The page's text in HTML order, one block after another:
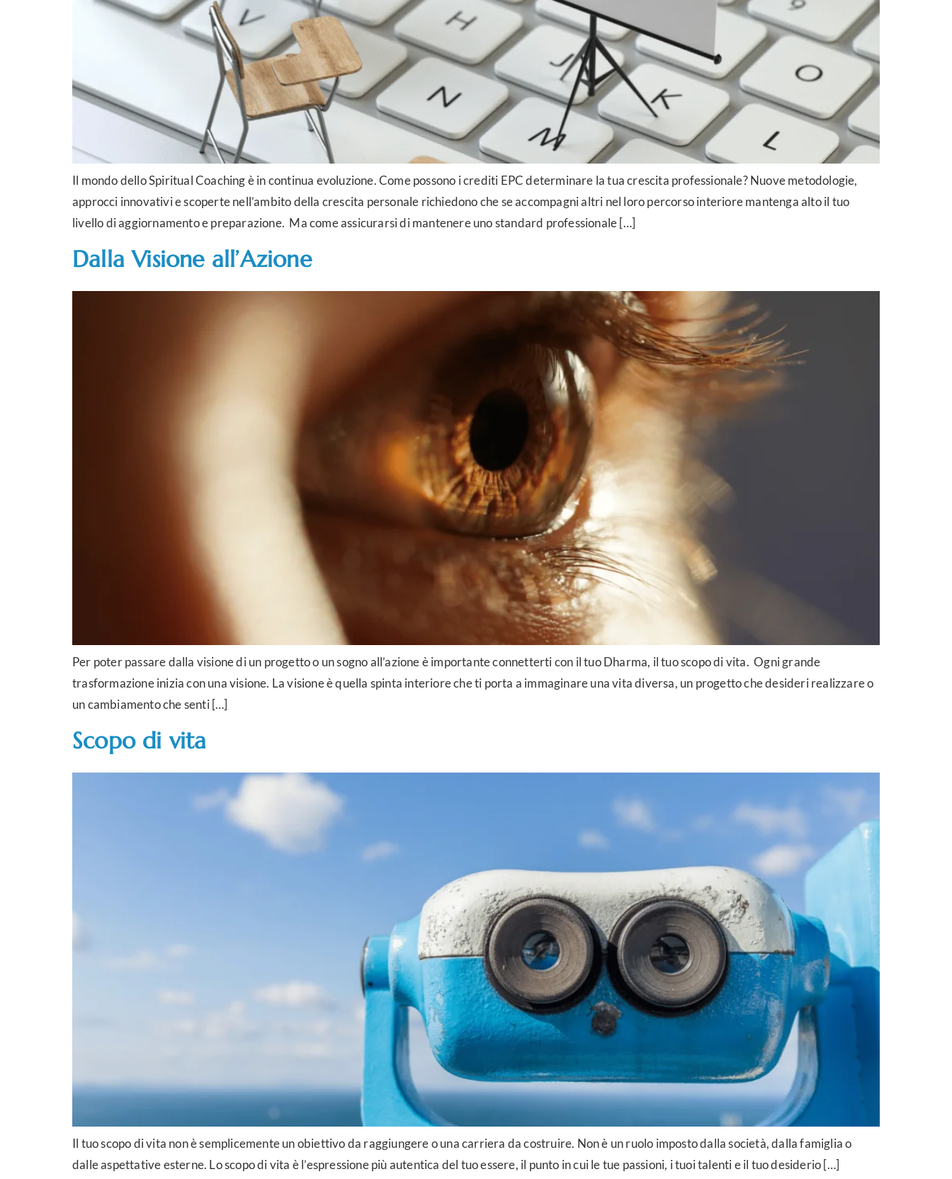
Il mondo dello Spiritual Coaching è in continua evoluzione. Come possono i crediti EPC determinare la tua crescita professionale? Nuove metodologie,
approcci innovativi e scoperte nell’ambito della crescita personale richiedono che se accompagni altri nel loro percorso interiore mantenga alto il tuo
livello di aggiornamento e preparazione. Ma come assicurarsi di mantenere uno standard professionale […]
Dalla Visione all’Azione
Per poter passare dalla visione di un progetto o un sogno all’azione è importante connetterti con il tuo Dharma, il tuo scopo di vita. Ogni grande
trasformazione inizia con una visione. La visione è quella spinta interiore che ti porta a immaginare una vita diversa, un progetto che desideri realizzare o
un cambiamento che senti […]
Scopo di vita
Il tuo scopo di vita non è semplicemente un obiettivo da raggiungere o una carriera da costruire. Non è un ruolo imposto dalla società, dalla famiglia o
dalle aspettative esterne. Lo scopo di vita è l’espressione più autentica del tuo essere, il punto in cui le tue passioni, i tuoi talenti e il tuo desiderio […]